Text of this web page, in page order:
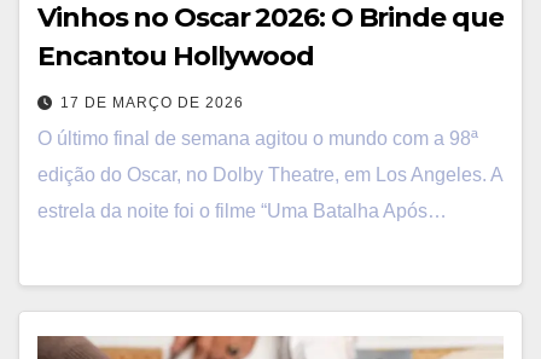
Vinhos no Oscar 2026: O Brinde que
Encantou Hollywood
17 DE MARÇO DE 2026
O último final de semana agitou o mundo com a 98ª
edição do Oscar, no Dolby Theatre, em Los Angeles. A
estrela da noite foi o filme “Uma Batalha Após…